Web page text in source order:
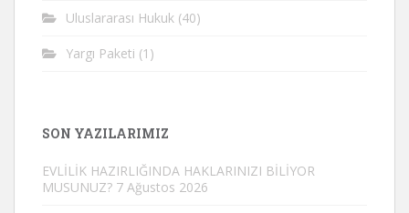
Uluslararası Hukuk (40)
Yargı Paketi (1)
SON YAZILARIMIZ
EVLİLİK HAZIRLIĞINDA HAKLARINIZI BİLİYOR
MUSUNUZ? 7 Ağustos 2026